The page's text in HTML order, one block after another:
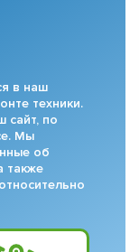
в наш
техники.
сайт, по
Мы
об
также